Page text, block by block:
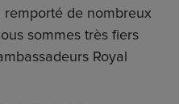
remporté de nombreux
sommes très fiers
Royal